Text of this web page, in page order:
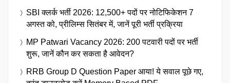
SBI क्लर्क भर्ती 2026: 12,500+ पदों पर नोटिफिकेशन 7
अगस्त को, प्रीलिम्स सितंबर में, जानें पूरी भर्ती प्रक्रिया
MP Patwari Vacancy 2026: 200 पटवारी पदों पर भर्ती
शुरू, जानें कौन कर सकता है आवेदन?
RRB Group D Question Paper आया! ये सवाल पूछे गए,